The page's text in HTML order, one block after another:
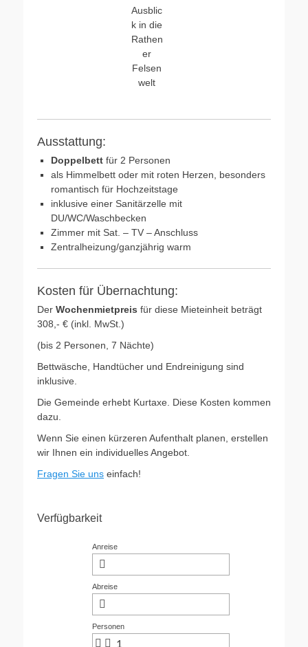
Ausblic
k in die
Rathen
er
Felsen
welt
Ausstattung:
Doppelbett für 2 Personen
als Himmelbett oder mit roten Herzen, besonders
romantisch für Hochzeitstage
inklusive einer Sanitärzelle mit
DU/WC/Waschbecken
Zimmer mit Sat. – TV – Anschluss
Zentralheizung/ganzjährig warm
Kosten für Übernachtung:
Der Wochenmietpreis für diese Mieteinheit beträgt
308,- € (inkl. MwSt.)
(bis 2 Personen, 7 Nächte)
Bettwäsche, Handtücher und Endreinigung sind
inklusive.
Die Gemeinde erhebt Kurtaxe. Diese Kosten kommen
dazu.
Wenn Sie einen kürzeren Aufenthalt planen, erstellen
wir Ihnen ein individuelles Angebot.
Fragen Sie uns einfach!
Verfügbarkeit
Anreise
Abreise
Personen